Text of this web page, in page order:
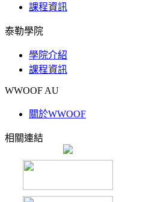
課程資訊
泰勒學院
學院介紹
課程資訊
WWOOF AU
關於WWOOF
相關連結